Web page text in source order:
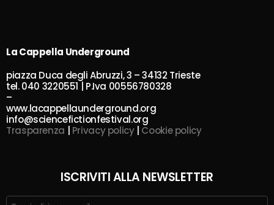
La Cappella Underground
piazza Duca degli Abruzzi, 3 – 34132 Trieste
tel. 040 3220551 | P.Iva 00556780328
–
www.lacappellaunderground.org
info@sciencefictionfestival.org
Trasparenza
Privacy policy| Cookie policy
ISCRIVITI ALLA NEWSLETTER